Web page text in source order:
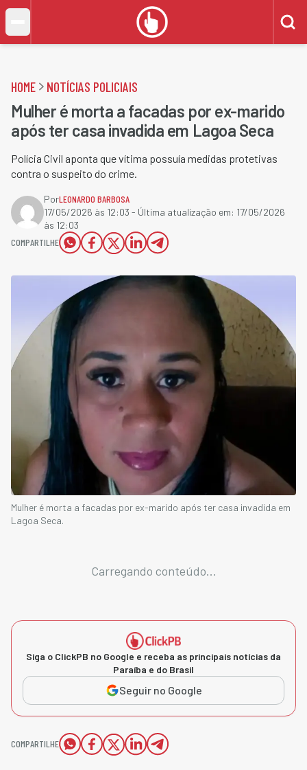
HOME NOTÍCIAS POLICIAIS
Mulher é morta a facadas por ex-marido
após ter casa invadida em Lagoa Seca
Polícia Civil aponta que vítima possuía medidas protetivas
contra o suspeito do crime.
PorLEONARDO BARBOSA
17/05/2026 às 12:03 - Última atualização em: 17/05/2026
às 12:03
COMPARTILHE
Mulher é morta a facadas por ex-marido após ter casa invadida em
Lagoa Seca.
Carregando conteúdo...
Siga o ClickPB no Google e receba as principais notícias da
Paraíba e do Brasil
Seguir no Google
COMPARTILHE